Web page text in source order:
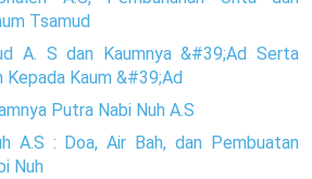
Tsamud
A. S dan Kaumnya &#39;Ad Serta
Kepada Kaum &#39;Ad
Putra Nabi Nuh A.S
A.S : Doa, Air Bah, dan Pembuatan
Nuh